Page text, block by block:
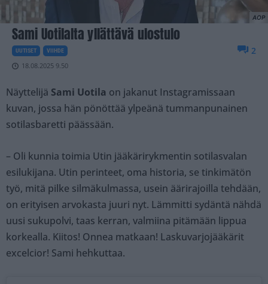
AOP
Sami Uotilalta yllättävä ulostulo
UUTISET VIIHDE
18.08.2025 9.50
2
Näyttelijä Sami Uotila on jakanut Instagramissaan
kuvan, jossa hän pönöttää ylpeänä tummanpunainen
sotilasbaretti päässään.
– Oli kunnia toimia Utin jääkärirykmentin sotilasvalan
esilukijana. Utin perinteet, oma historia, se tinkimätön
työ, mitä pilke silmäkulmassa, usein äärirajoilla tehdään,
on erityisen arvokasta juuri nyt. Lämmitti sydäntä nähdä
uusi sukupolvi, taas kerran, valmiina pitämään lippua
korkealla. Kiitos! Onnea matkaan! Laskuvarjojääkärit
excelcior! Sami hehkuttaa.